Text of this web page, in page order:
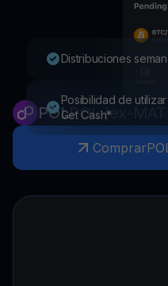
Distribuciones
Posibilidad de
Get Cash*
POLPOL (ex-
Comprar